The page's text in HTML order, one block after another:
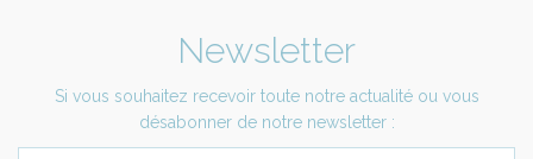
Newsletter
Si vous souhaitez recevoir toute notre actualité ou vous
désabonner de notre newsletter :